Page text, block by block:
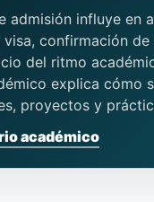
admisión influye en
confirmación
del ritmo
explica cómo
proyectos y
académico